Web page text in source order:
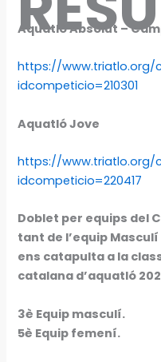
Aquatló Absolut –
https://
idcompeticio=210301
Aquatló Jove
https://
idcompeticio=220417
Doblet per equips del
tant de l’equip
ens catapulta a la
catalana d’aquatló
3è Equip masculí.
5è Equip femení.